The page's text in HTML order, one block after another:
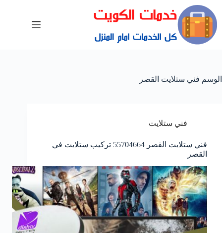
الوسم فني ستلايت القصر
فني ستلايت
فني ستلايت القصر 55704664 تركيب ستلايت في
القصر